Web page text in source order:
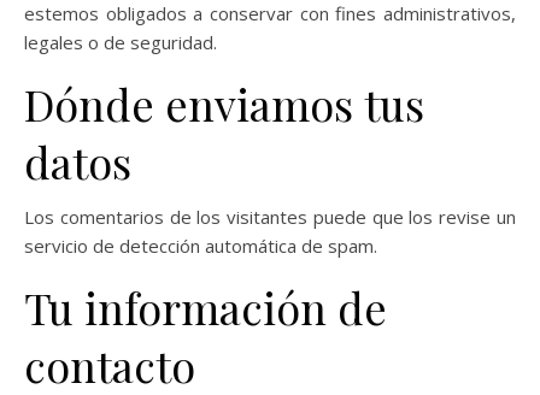
estemos obligados a conservar con fines administrativos,
legales o de seguridad.
Dónde enviamos tus
datos
Los comentarios de los visitantes puede que los revise un
servicio de detección automática de spam.
Tu información de
contacto